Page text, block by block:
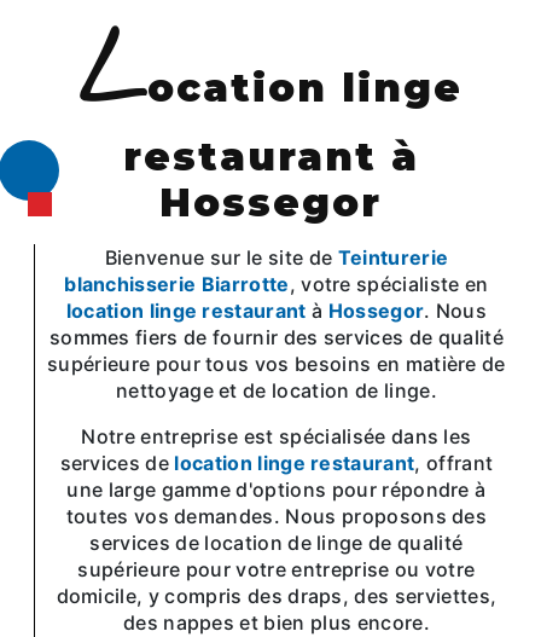
location linge
restaurant à
Hossegor
Bienvenue sur le site de Teinturerie
blanchisserie Biarrotte, votre spécialiste en
location linge restaurant à Hossegor. Nous
sommes fiers de fournir des services de qualité
supérieure pour tous vos besoins en matière de
nettoyage et de location de linge.
Notre entreprise est spécialisée dans les
services de location linge restaurant, offrant
une large gamme d'options pour répondre à
toutes vos demandes. Nous proposons des
services de location de linge de qualité
supérieure pour votre entreprise ou votre
domicile, y compris des draps, des serviettes,
des nappes et bien plus encore.